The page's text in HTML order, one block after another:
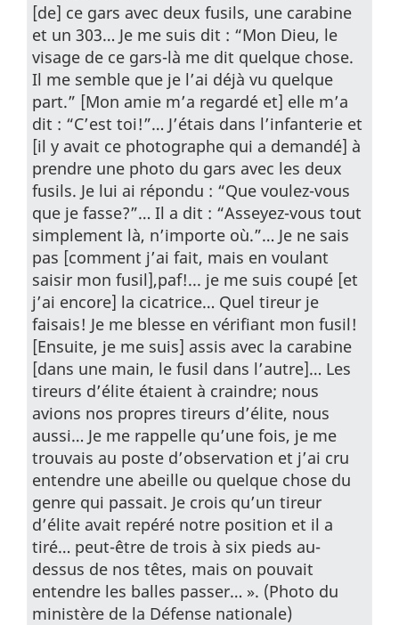
[de] ce gars avec deux fusils, une carabine
et un 303… Je me suis dit : “Mon Dieu, le
visage de ce gars-là me dit quelque chose.
Il me semble que je l’ai déjà vu quelque
part.” [Mon amie m’a regardé et] elle m’a
dit : “C’est toi!”… J’étais dans l’infanterie et
[il y avait ce photographe qui a demandé] à
prendre une photo du gars avec les deux
fusils. Je lui ai répondu : “Que voulez-vous
que je fasse?”… Il a dit : “Asseyez-vous tout
simplement là, n’importe où.”… Je ne sais
pas [comment j’ai fait, mais en voulant
saisir mon fusil],paf!... je me suis coupé [et
j’ai encore] la cicatrice… Quel tireur je
faisais! Je me blesse en vérifiant mon fusil!
[Ensuite, je me suis] assis avec la carabine
[dans une main, le fusil dans l’autre]… Les
tireurs d’élite étaient à craindre; nous
avions nos propres tireurs d’élite, nous
aussi… Je me rappelle qu’une fois, je me
trouvais au poste d’observation et j’ai cru
entendre une abeille ou quelque chose du
genre qui passait. Je crois qu’un tireur
d’élite avait repéré notre position et il a
tiré… peut-être de trois à six pieds au-
dessus de nos têtes, mais on pouvait
entendre les balles passer… ». (Photo du
ministère de la Défense nationale)